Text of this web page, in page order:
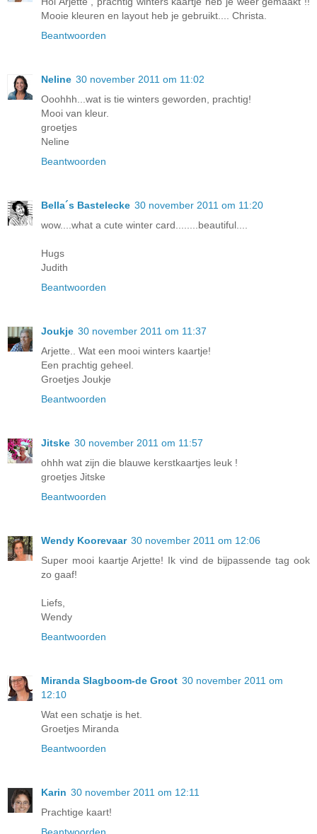
Mooie kleuren en layout heb je gebruikt.... Christa.
Beantwoorden
Neline 30 november 2011 om 11:02
Ooohhh...wat is tie winters geworden, prachtig!
Mooi van kleur.
groetjes
Neline
Beantwoorden
Bella´s Bastelecke 30 november 2011 om 11:20
wow....what a cute winter card........beautiful....
Hugs
Judith
Beantwoorden
Joukje 30 november 2011 om 11:37
Arjette.. Wat een mooi winters kaartje!
Een prachtig geheel.
Groetjes Joukje
Beantwoorden
Jitske 30 november 2011 om 11:57
ohhh wat zijn die blauwe kerstkaartjes leuk !
groetjes Jitske
Beantwoorden
Wendy Koorevaar 30 november 2011 om 12:06
Super mooi kaartje Arjette! Ik vind de bijpassende tag ook
zo gaaf!
Liefs,
Wendy
Beantwoorden
Miranda Slagboom-de Groot 30 november 2011 om
12:10
Wat een schatje is het.
Groetjes Miranda
Beantwoorden
Karin 30 november 2011 om 12:11
Prachtige kaart!